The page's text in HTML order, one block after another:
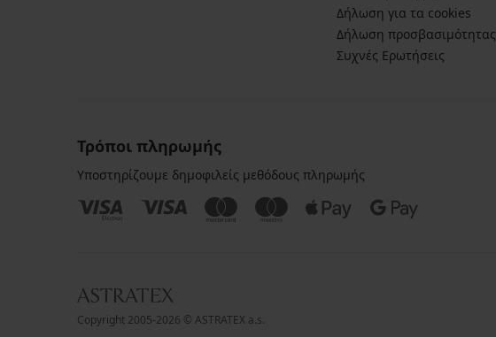
Δήλωση για τα cookies
Δήλωση προσβασιμότητας
Συχνές Ερωτήσεις
Τρόποι πληρωμής
Υποστηρίζουμε δημοφιλείς μεθόδους πληρωμής
Copyright 2005-2026 © ASTRATEX a.s.